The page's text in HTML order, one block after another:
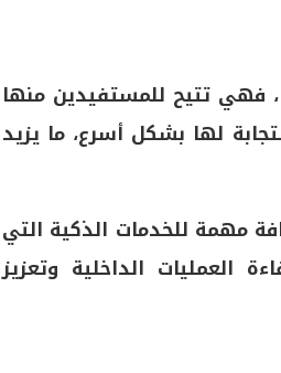
فهي تتيح للمستفيدين منها
لها بشكل أسرع، ما يزيد
مهمة للخدمات الذكية التي
الداخلية وتعزيز